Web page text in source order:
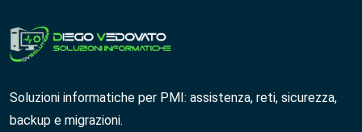
Soluzioni informatiche per PMI: assistenza, reti, sicurezza,
backup e migrazioni.